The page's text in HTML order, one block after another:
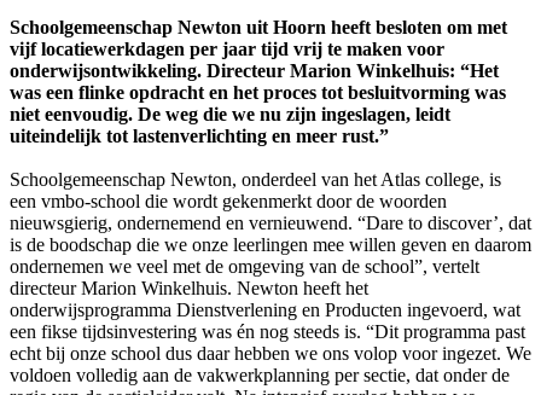
Schoolgemeenschap Newton uit Hoorn heeft besloten om met
vijf locatiewerkdagen per jaar tijd vrij te maken voor
onderwijsontwikkeling. Directeur Marion Winkelhuis: “Het
was een flinke opdracht en het proces tot besluitvorming was
niet eenvoudig. De weg die we nu zijn ingeslagen, leidt
uiteindelijk tot lastenverlichting en meer rust.”
Schoolgemeenschap Newton, onderdeel van het Atlas college, is
een vmbo-school die wordt gekenmerkt door de woorden
nieuwsgierig, ondernemend en vernieuwend. “Dare to discover’, dat
is de boodschap die we onze leerlingen mee willen geven en daarom
ondernemen we veel met de omgeving van de school”, vertelt
directeur Marion Winkelhuis. Newton heeft het
onderwijsprogramma Dienstverlening en Producten ingevoerd, wat
een fikse tijdsinvestering was én nog steeds is. “Dit programma past
echt bij onze school dus daar hebben we ons volop voor ingezet. We
voldoen volledig aan de vakwerkplanning per sectie, dat onder de